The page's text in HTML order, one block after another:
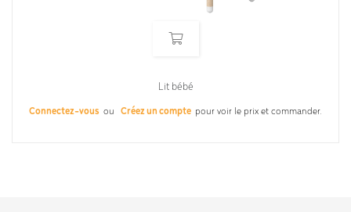
Lit bébé
Connectez-vous ou Créez un compte pour voir le prix et commander.